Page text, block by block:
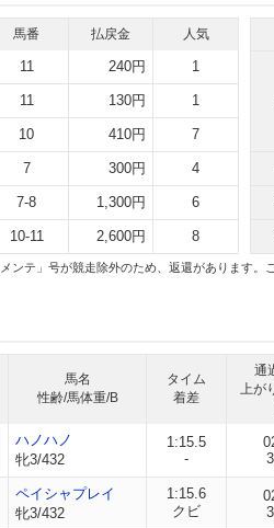
馬番 払戻金 人気
11 240円 1
11 130円 1
10 410円 7
7 300円 4
7-8 1,300円 6
10-11 2,600円 8
ンテ」号が競走除外のため、返還があります。
馬名
性齢/馬体重/B
タイム
着差
通
上が
ハノハノ
牝3/432
1:15.5
-
ペイシャプレイ
牝3/432
1:15.6
クビ